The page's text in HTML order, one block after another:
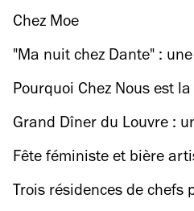
150 cerisiers du parc de
Chez Moe
"Ma nuit chez Dante" :
spectacle hybride et DJ
Pourquoi Chez Nous est
parisienne à suivre
Grand Dîner du Louvre :
record d’1,4 million
Fête féministe et bière
incontournable du 8 mars
Trois résidences de chefs